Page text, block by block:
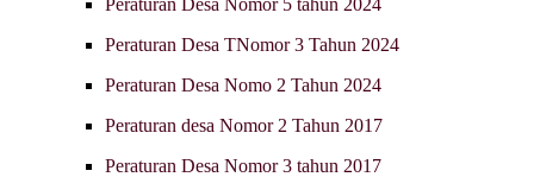
Peraturan Desa TNomor 3 Tahun 2024
Peraturan Desa Nomo 2 Tahun 2024
Peraturan desa Nomor 2 Tahun 2017
Peraturan Desa Nomor 3 tahun 2017